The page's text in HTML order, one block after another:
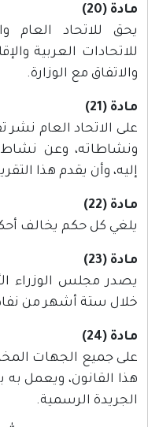
مادة (20)
يحق للاتحاد العام
للاتحادات العربية
والاتفاق مع الوزارة.
مادة (21)
على الاتحاد العام نشر
ونشاطاته، وعن نشاط
إليه، وأن يقدم هذا
مادة (22)
يلغي كل حكم يخالف
مادة (23)
يصدر مجلس الوزراء
خلال ستة أشهر من
مادة (24)
على جميع الجهات
هذا القانون، ويعمل
الجريدة الرسمية.